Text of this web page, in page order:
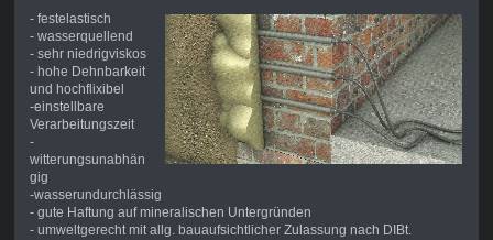
- festelastisch
- wasserquellend
- sehr niedrigviskos
- hohe Dehnbarkeit
und hochflixibel
-einstellbare
Verarbeitungszeit
-
witterungsunabhän
gig
-wasserundurchlässig
- gute Haftung auf mineralischen Untergründen
- umweltgerecht mit allg. bauaufsichtlicher Zulassung nach DIBt.